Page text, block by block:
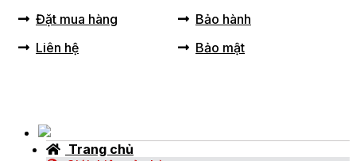
Đặt mua hàng
Liên hệ
Bảo hành
Bảo mật
Trang chủ